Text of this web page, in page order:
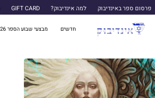
פרסום ספר באינדיבוק למה אינדיבוק? GIFT CARD
חדשים מבצעי שבוע הספר 2026